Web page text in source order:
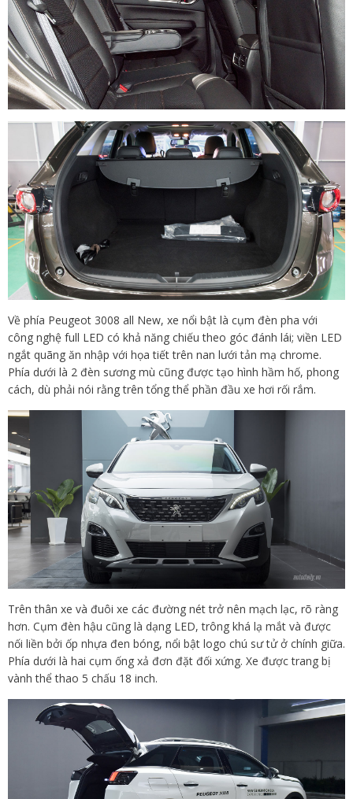
Về phía Peugeot 3008 all New, xe nổi bật là cụm đèn pha với
công nghệ full LED có khả năng chiếu theo góc đánh lái; viền LED
ngắt quãng ăn nhập với họa tiết trên nan lưới tản mạ chrome.
Phía dưới là 2 đèn sương mù cũng được tạo hình hầm hố, phong
cách, dù phải nói rằng trên tổng thể phần đầu xe hơi rối rắm.
Trên thân xe và đuôi xe các đường nét trở nên mạch lạc, rõ ràng
hơn. Cụm đèn hậu cũng là dạng LED, trông khá lạ mắt và được
nối liền bởi ốp nhựa đen bóng, nổi bật logo chú sư tử ở chính giữa.
Phía dưới là hai cụm ống xả đơn đặt đối xứng. Xe được trang bị
vành thể thao 5 chấu 18 inch.